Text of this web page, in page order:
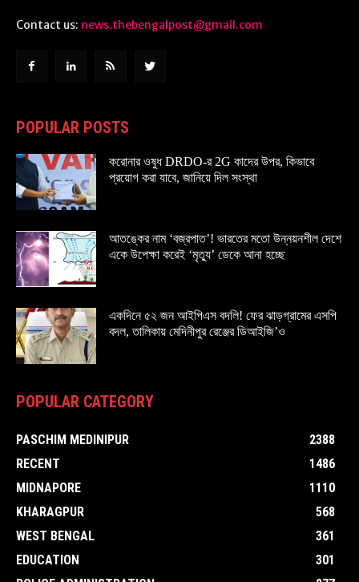
Contact us: news.thebengalpost@gmail.com
POPULAR POSTS
করোনার ওষুধ DRDO-র 2G কাদের উপর, কিভাবে
প্রয়োগ করা যাবে, জানিয়ে দিল সংস্থা
আতঙ্কের নাম ‘বজ্রপাত’! ভারতের মতো উন্নয়নশীল দেশে
একে উপেক্ষা করেই ‘মৃত্যু’ ডেকে আনা হচ্ছে
একদিনে ৫২ জন আইপিএস বদলি! ফের ঝাড়গ্রামের এসপি
বদল, তালিকায় মেদিনীপুর রেঞ্জের ডিআইজি’ও
POPULAR CATEGORY
PASCHIM MEDINIPUR
2388
RECENT
1486
MIDNAPORE
1110
KHARAGPUR
568
WEST BENGAL
361
EDUCATION
301